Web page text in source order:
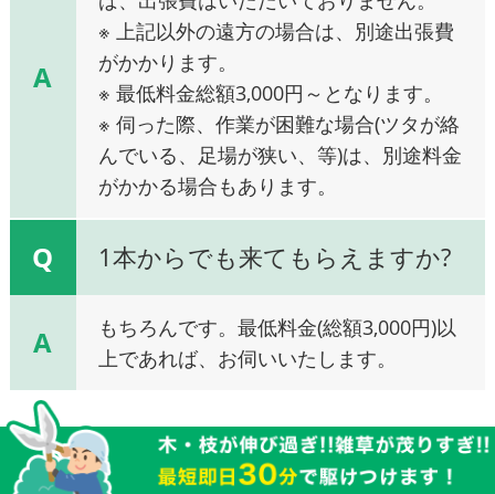
A
※ 上記以外の遠方の場合は、別途出張費
がかかります。
※ 最低料金総額3,000円～となります。
※ 伺った際、作業が困難な場合(ツタが絡
んでいる、足場が狭い、等)は、別途料金
がかかる場合もあります。
Q 1本からでも来てもらえますか?
A
もちろんです。最低料金(総額3,000円)以
上であれば、お伺いいたします。